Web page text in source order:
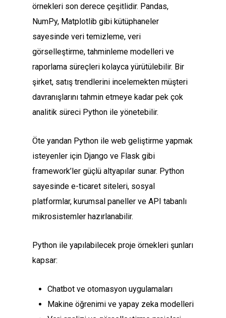
örnekleri son derece çeşitlidir. Pandas,
NumPy, Matplotlib gibi kütüphaneler
sayesinde veri temizleme, veri
görselleştirme, tahminleme modelleri ve
raporlama süreçleri kolayca yürütülebilir. Bir
şirket, satış trendlerini incelemekten müşteri
davranışlarını tahmin etmeye kadar pek çok
analitik süreci Python ile yönetebilir.
Öte yandan Python ile web geliştirme yapmak
isteyenler için Django ve Flask gibi
framework’ler güçlü altyapılar sunar. Python
sayesinde e-ticaret siteleri, sosyal
platformlar, kurumsal paneller ve API tabanlı
mikrosistemler hazırlanabilir.
Python ile yapılabilecek proje örnekleri şunları
kapsar:
Chatbot ve otomasyon uygulamaları
Makine öğrenimi ve yapay zeka modelleri